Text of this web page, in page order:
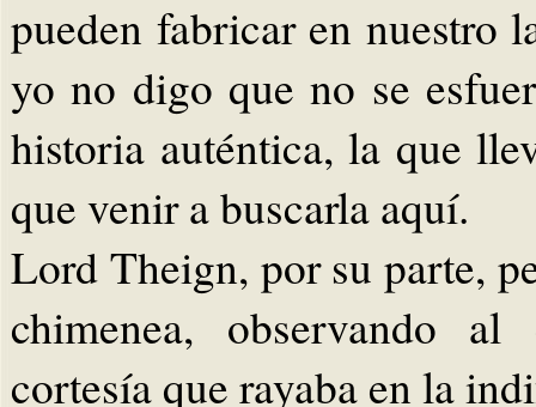
pueden fabricar en nuestro
yo no digo que no se
historia auténtica, la que
que venir a buscarla aquí.
Lord Theign, por su parte,
chimenea, observando
cortesía que rayaba en la